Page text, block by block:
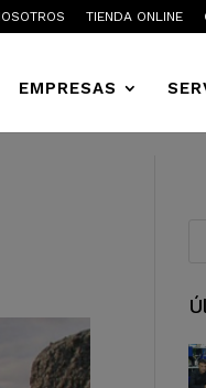
TIENDA ONLINE
EMPRESAS